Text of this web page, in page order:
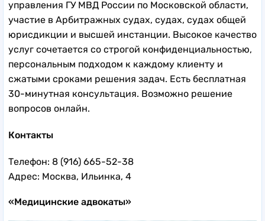
управления ГУ МВД России по Московской области,
участие в Арбитражных судах, судах, судах общей
юрисдикции и высшей инстанции. Высокое качество
услуг сочетается со строгой конфиденциальностью,
персональным подходом к каждому клиенту и
сжатыми сроками решения задач. Есть бесплатная
30-минутная консультация. Возможно решение
вопросов онлайн.
Контакты
Телефон: 8 (916) 665-52-38
Адрес: Москва, Ильинка, 4
«Медицинские адвокаты»